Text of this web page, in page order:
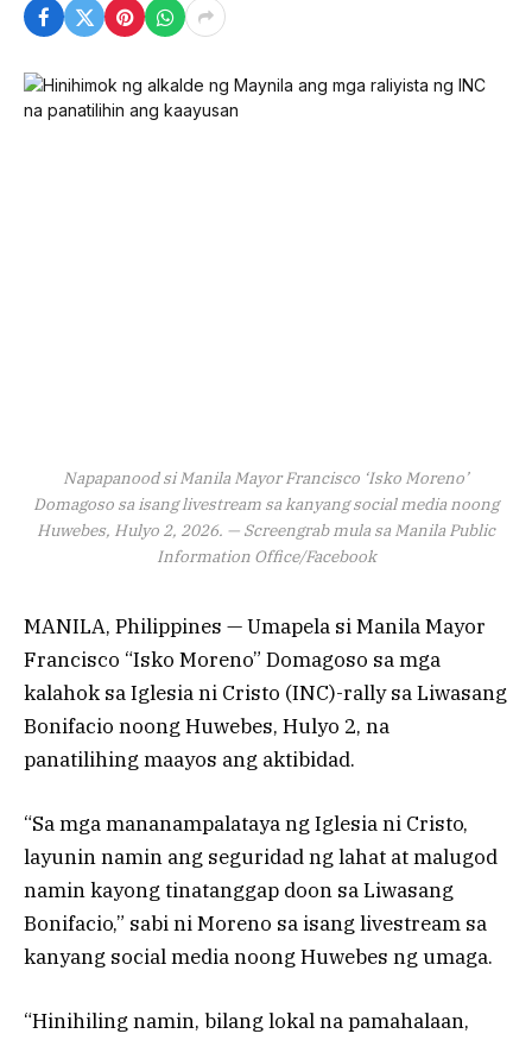
Napapanood si Manila Mayor Francisco ‘Isko Moreno’
Domagoso sa isang livestream sa kanyang social media noong
Huwebes, Hulyo 2, 2026. — Screengrab mula sa Manila Public
Information Office/Facebook
MANILA, Philippines — Umapela si Manila Mayor
Francisco “Isko Moreno” Domagoso sa mga
kalahok sa Iglesia ni Cristo (INC)-rally sa Liwasang
Bonifacio noong Huwebes, Hulyo 2, na
panatilihing maayos ang aktibidad.
“Sa mga mananampalataya ng Iglesia ni Cristo,
layunin namin ang seguridad ng lahat at malugod
namin kayong tinatanggap doon sa Liwasang
Bonifacio,” sabi ni Moreno sa isang livestream sa
kanyang social media noong Huwebes ng umaga.
“Hinihiling namin, bilang lokal na pamahalaan,